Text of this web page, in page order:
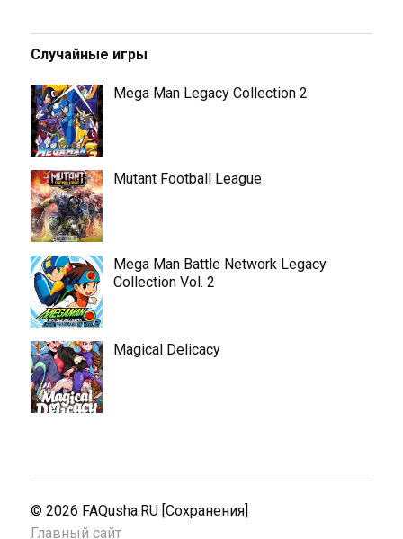
Случайные игры
Mega Man Legacy Collection 2
Mutant Football League
Mega Man Battle Network Legacy
Collection Vol. 2
Magical Delicacy
© 2026 FAQusha.RU [Сохранения]
Главный сайт